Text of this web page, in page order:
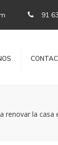
91
renovar la casa